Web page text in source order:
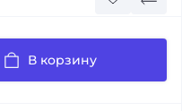
В корзину